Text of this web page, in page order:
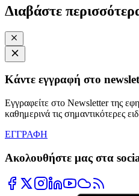
Διαβάστε
Κάντε εγγραφή στο
Εγγραφείτε στο Newsletter της
καθημερινά τις σημαντικότερες
ΕΓΓΡΑΦΗ
Ακολουθήστε μας στα